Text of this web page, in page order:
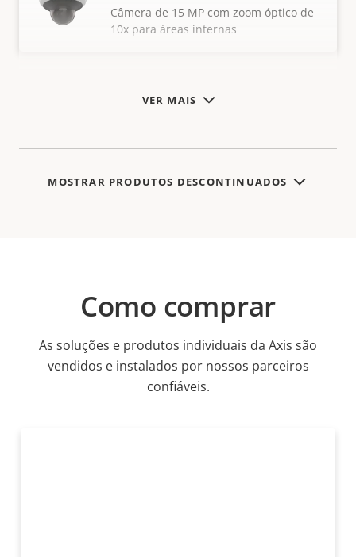
VER MAIS
Câmera de 15 MP com zoom óptico de
10x para áreas internas
MOSTRAR PRODUTOS DESCONTINUADOS
Como comprar
As soluções e produtos individuais da Axis são
vendidos e instalados por nossos parceiros
confiáveis.